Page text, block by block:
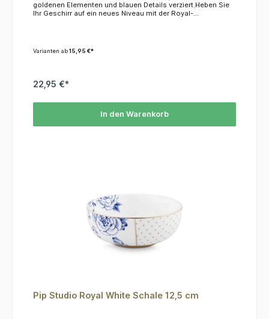
goldenen Elementen und blauen Details verziert.Heben Sie
Ihr Geschirr auf ein neues Niveau mit der Royal-
Varianten ab15,95 €*
22,95 €*
In den Warenkorb
Pip Studio Royal White Schale 12,5 cm